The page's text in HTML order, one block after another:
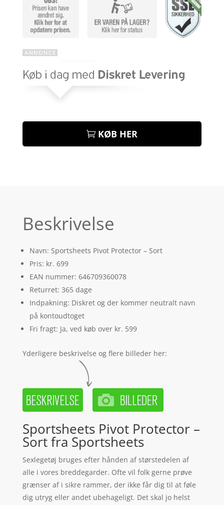
KØB HER
Beskrivelse
Navn: Sportsheets Pivot Protector – Sort
Pris: kr. 699
EAN nummer: 646709360078
Returret: 365 dage
Indpakning: Diskret og der kommer neutralt navn
på kontoudtoget
Fri fragt: Ja, ved køb over kr. 599
Yderligere beskrivelse og flere billeder her:
Sportsheets Pivot Protector –
Sort fra Sportsheets
Sexlegetøj bruges efter hånden af størstedelen af
alle i vores breddegarder. Ofte vil folk gerne prøve
grænser af i sikre rammer, der ikke får dig til at føle
dig utryg eller andet ubehageligt. Det skal jo helst